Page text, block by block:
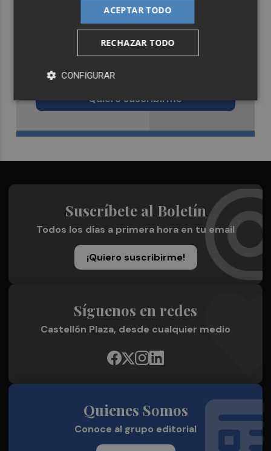
Recibe toda la actualidad de
Castellón Plaza en tu correo
Quiero suscribirme
Suscríbete al Boletín
Todos los días a primera hora en tu email
¡Quiero suscribirme!
Síguenos en redes
Castellón Plaza, desde cualquier medio
Quienes Somos
Conoce al grupo editorial
ACEPTAR TODO
RECHAZAR TODO
CONFIGURAR